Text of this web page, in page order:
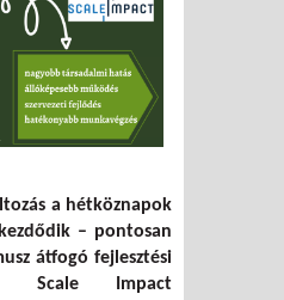
távú, pozitív változásért -
kampányunk céljának
a hétköznapok
– pontosan
átfogó fejlesztési
Scale Impact